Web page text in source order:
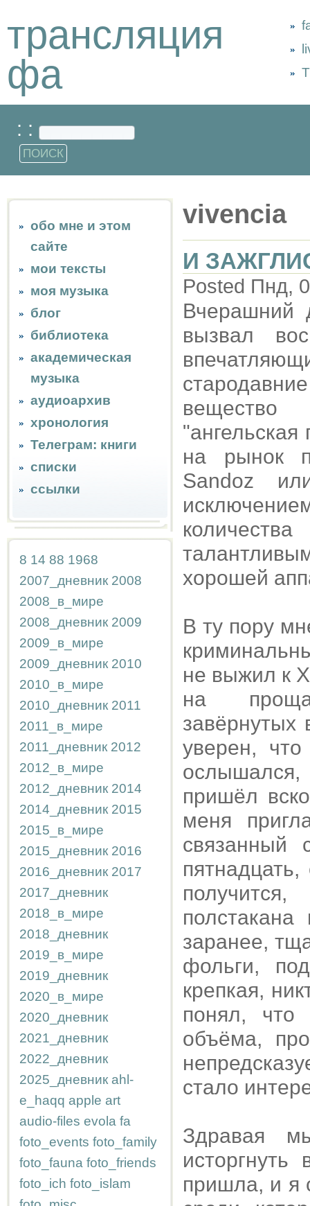
трансляция
фа
: :
обо мне и этом
сайте
мои тексты
моя музыка
блог
библиотека
академическая
музыка
аудиоархив
хронология
Телеграм: книги
списки
ссылки
8 14 88 1968
2007_дневник 2008
2008_в_мире
2008_дневник 2009
2009_в_мире
2009_дневник 2010
2010_в_мире
2010_дневник 2011
2011_в_мире
2011_дневник 2012
2012_в_мире
2012_дневник 2014
2014_дневник 2015
2015_в_мире
2015_дневник 2016
2016_дневник 2017
2017_дневник
2018_в_мире
2018_дневник
2019_в_мире
2019_дневник
2020_в_мире
2020_дневник
2021_дневник
2022_дневник
2025_дневник ahl-
e_haqq apple art
audio-files evola fa
foto_events foto_family
foto_fauna foto_friends
foto_ich foto_islam
vivencia
И
Posted Пнд,
Вчерашний
вызвал
на рынок
Sandoz
хорошей
В ту пору
не выжил к
на
уверен,
пришёл
меня
связанный
заранее,
фольги,
крепкая,
понял, что
объёма,
стало
Здравая
пришла, и я